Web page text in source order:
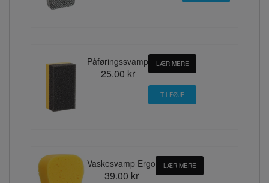
Påføringssvamp
25.00 kr
LÆR MERE
Vaskesvamp Ergo
39.00 kr
LÆR MERE